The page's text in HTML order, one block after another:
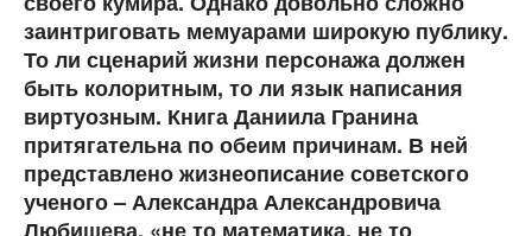
заинтриговать мемуарами широкую публику.
То ли сценарий жизни персонажа должен
быть колоритным, то ли язык написания
виртуозным. Книга Даниила Гранина
притягательна по обеим причинам. В ней
представлено жизнеописание советского
ученого – Александра Александровича